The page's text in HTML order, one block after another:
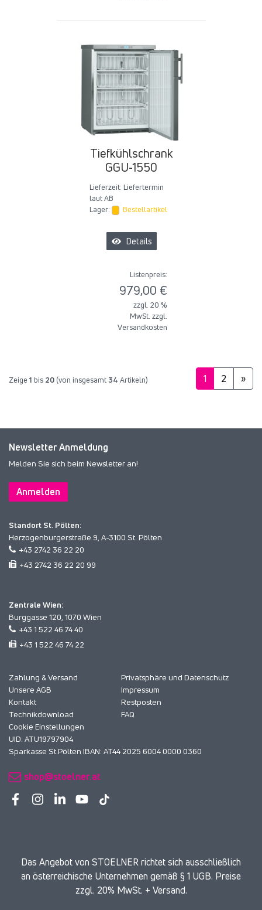
Tiefkühlschrank
GGU-1550
Lieferzeit: Liefertermin
laut AB
Lager:
Bestellartikel
Details
Listenpreis:
979,00 €
zzgl. 20 %
MwSt. zzgl.
Versandkosten
Zeige 1 bis 20 (von insgesamt34 Artikeln) 1 2 »
Newsletter Anmeldung
Melden Sie sich beim Newsletter an!
Anmelden
Standort St. Pölten:
Herzogenburgerstraße 9, A-3100 St. Pölten
+43 2742 36 22 20
+43 2742 36 22 20 99
Zentrale Wien:
Burggasse 120, 1070 Wien
+43 1 522 46 74 40
+43 1 522 46 74 22
Zahlung & Versand
Privatsphäre und Datenschutz
Unsere AGB
Impressum
Kontakt
Restposten
Technikdownload
FAQ
Cookie Einstellungen
UID: ATU19797904
Sparkasse St.Pölten IBAN: AT44 2025 6004 0000 0360
shop@stoelner.at
Das Angebot von STOELNER richtet sich ausschließlich
an österreichische Unternehmen gemäß § 1 UGB. Preise
zzgl. 20% MwSt. + Versand.